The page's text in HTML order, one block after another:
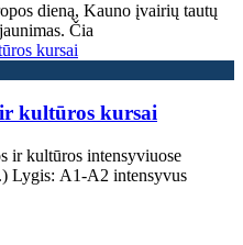
dieną, Kauno įvairių tautų
Čia
kultūros kursai
ir kultūros intensyviuose
Lygis: A1-A2 intensyvus